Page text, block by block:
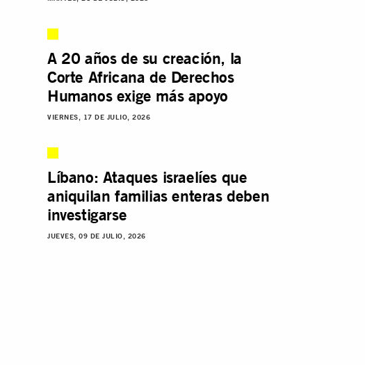
A 20 años de su creación, la
Corte Africana de Derechos
Humanos exige más apoyo
VIERNES, 17 DE JULIO, 2026
Líbano: Ataques israelíes que
aniquilan familias enteras deben
investigarse
JUEVES, 09 DE JULIO, 2026